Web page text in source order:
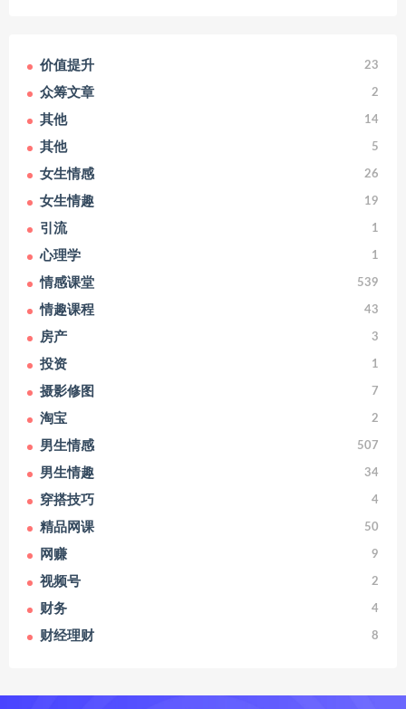
价值提升 23
众筹文章 2
其他 14
其他 5
女生情感 26
女生情趣 19
引流 1
心理学 1
情感课堂 539
情趣课程 43
房产 3
投资 1
摄影修图 7
淘宝 2
男生情感 507
男生情趣 34
穿搭技巧 4
精品网课 50
网赚 9
视频号 2
财务 4
财经理财 8